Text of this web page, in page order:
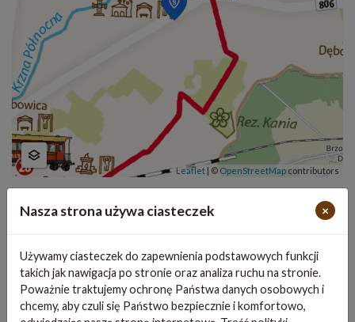
Nasza strona używa ciasteczek ×
Używamy ciasteczek do zapewnienia podstawowych funkcji
takich jak nawigacja po stronie oraz analiza ruchu na stronie.
Poważnie traktujemy ochronę Państwa danych osobowych i
chcemy, aby czuli się Państwo bezpiecznie i komfortowo,
Leaflet | © OpenStreetMap contributors